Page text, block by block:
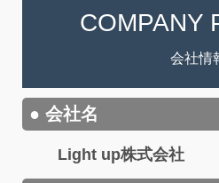
COMPANY
会社情
● 会社名
Light up株式会社